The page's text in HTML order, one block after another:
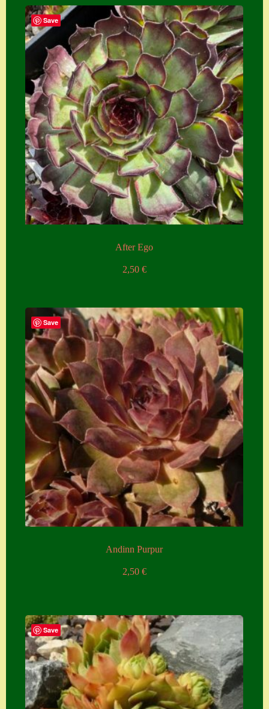
Versand von
Semps
Warenkorb
Warenkorb
Widerrufsbelehru
ng
Zahlung
Zahlungs- &
Versandinfos
Zubehör
Zubehör
Save
After Ego
2,50 €
Save
Andinn Purpur
2,50 €
Save